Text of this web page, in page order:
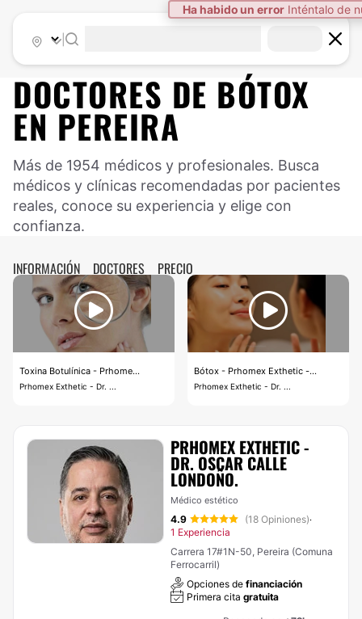
DOCTORES DE BÓTOX
EN PEREIRA
Más de 1954 médicos y profesionales. Busca
médicos y clínicas recomendadas por pacientes
reales, conoce su experiencia y elige con
confianza.
INFORMACIÓN DOCTORES PRECIO
Toxina Botulínica - Prhome...
Prhomex Exthetic - Dr. ...
Bótox - Prhomex Exthetic -...
Prhomex Exthetic - Dr. ...
PRHOMEX EXTHETIC -
DR. OSCAR CALLE
LONDOÑO.
Médico estético
4.9 (18 Opiniones)·
1 Experiencia
Carrera 17#1N-50, Pereira (Comuna
Ferrocarril)
Opciones de financiación
Primera cita gratuita